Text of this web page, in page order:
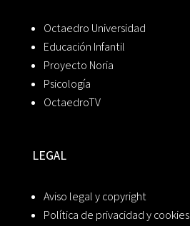
Octaedro Universidad
Educación Infantil
Proyecto Noria
Psicología
OctaedroTV
LEGAL
Aviso legal y copyright
Política de privacidad y cookies